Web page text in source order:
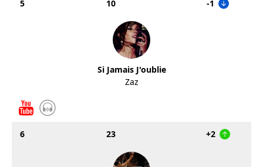
5 10 -1
Si Jamais J'oublie
Zaz
6 23 +2